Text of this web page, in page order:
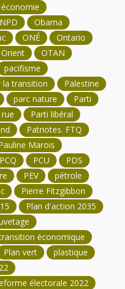
NPD
Obama
ONÉ
Ontario
Orient
OTAN
pacifisme
la transition
Palestine
parc nature
Parti
Parti libéral
Patriotes. FTQ
Marois
PCQ PCU
PDS
PEV
pétrole
Pierre Fitzgibbon
Plan d'action 2035
économique
Plan vert
plastique
électorale 2022